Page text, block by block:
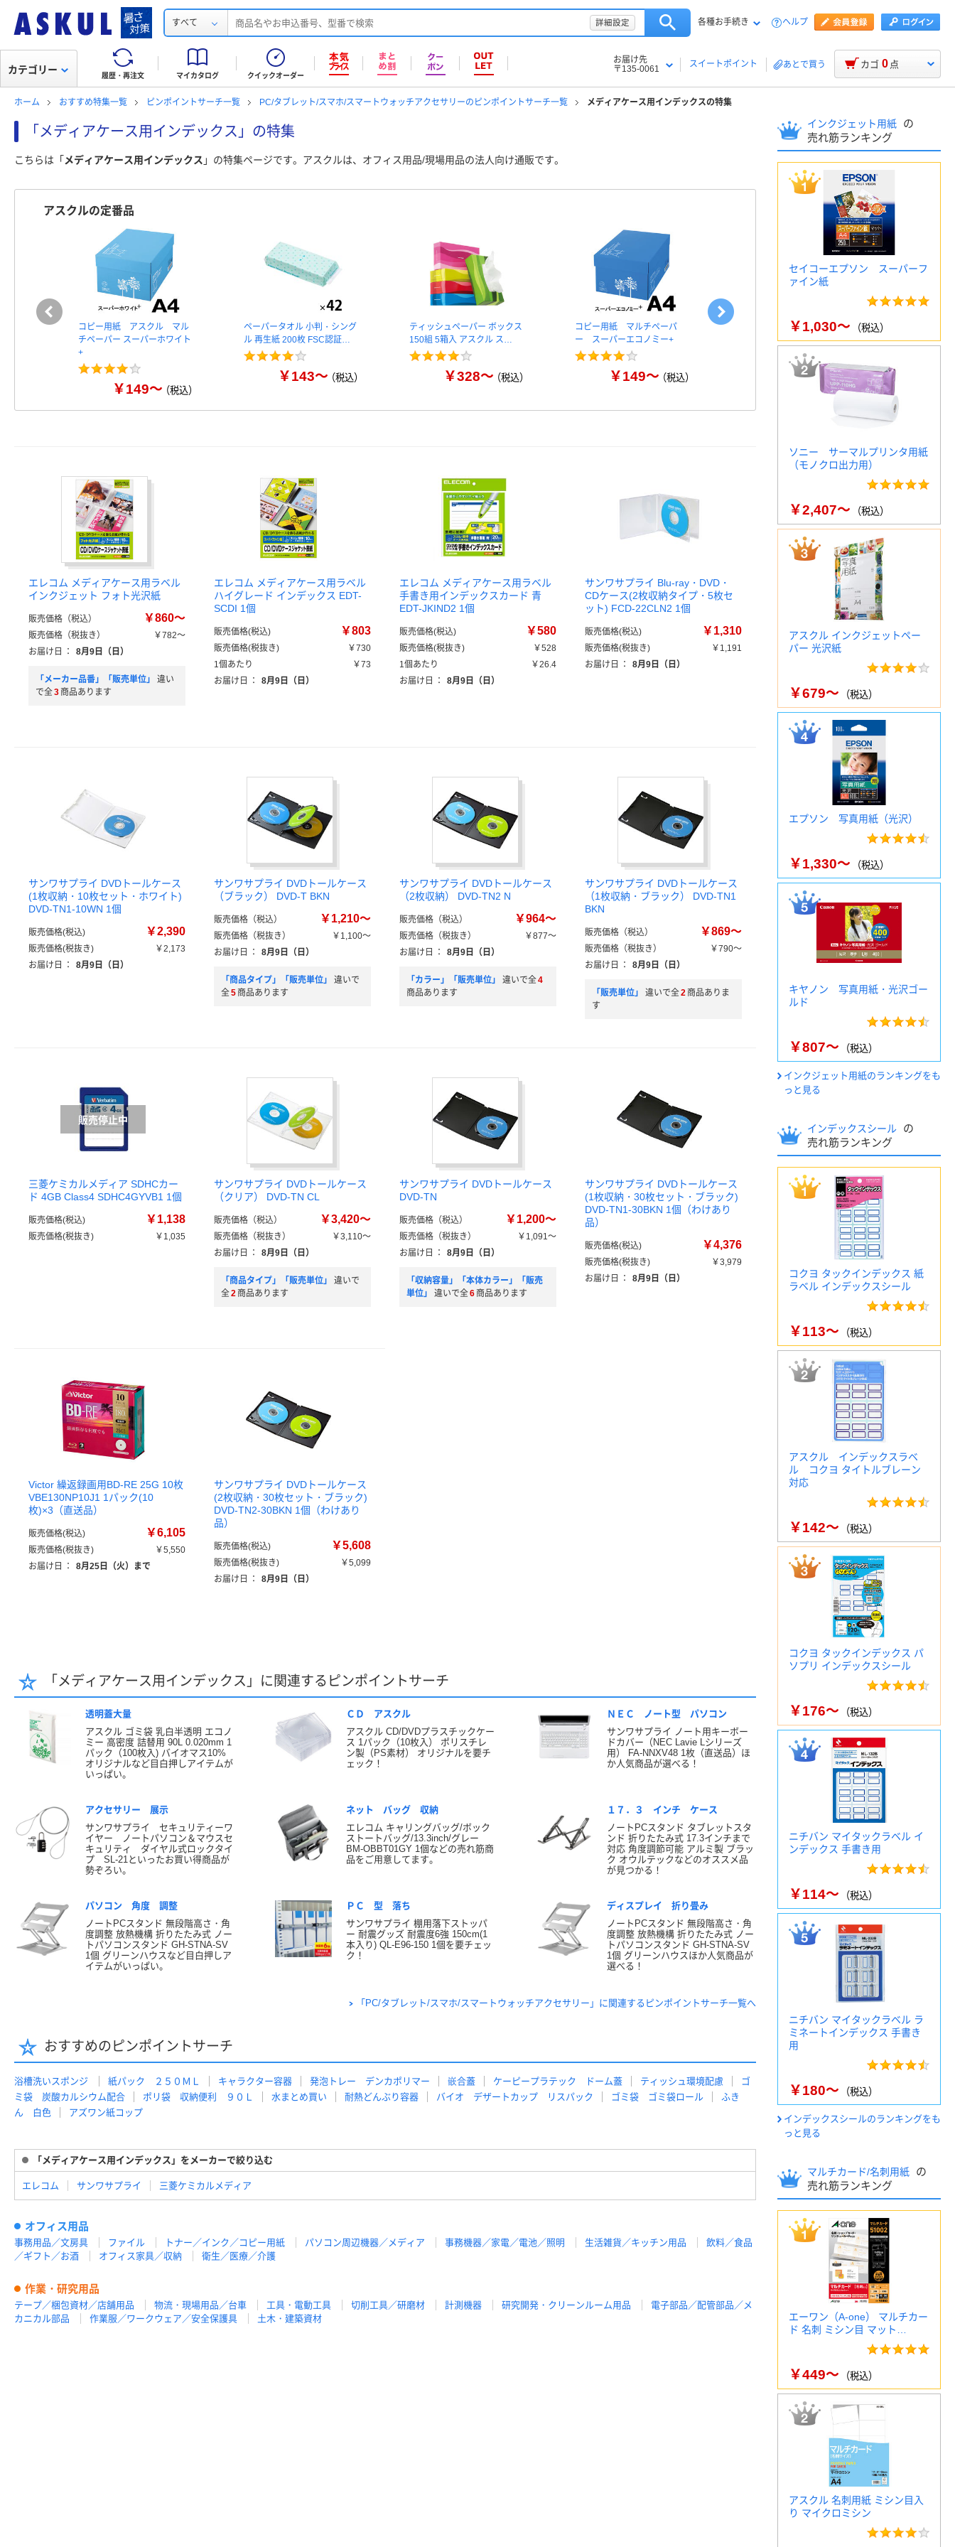
すべて 詳細設定 各種お手続き ヘルプ
履歴・再注文 マイカタログ クイックオーダー
お届け先
〒135-0061
スイートポイント あとで買う
カテゴリー カゴ 0 点
ホーム おすすめ特集一覧 ピンポイントサーチ一覧 PC/タブレット/スマホ/スマートウォッチアクセサリーのピンポイントサーチ一覧 メディアケース用インデックスの特集
「メディアケース用インデックス」の特集
こちらは「 メディアケース用インデックス 」の特集ページです。アスクルは、オフィス用品/現場用品の法人向け通販です。
アスクルの定番品
コピー用紙 アスクル マル
チペーパー スーパーホワイト
+
￥149～（税込）
ペーパータオル 小判・シング
ル 再生紙 200枚 FSC認証…
￥143～（税込）
ティッシュペーパー ボックス
150組 5箱入 アスクル ス…
￥328～（税込）
コピー用紙 マルチペーパ
ー スーパーエコノミー+
￥149～（税込）
アスクル プラスチックグロー
ブ 粉なし（パウダーフリー）
￥398～ （税込）
100％ 200
エレコム メディアケース用ラベル
インクジェット フォト光沢紙
販売価格（税込） ￥860～
販売価格（税抜き）
￥782～
お届け日
： 8月9日（日）
「メーカー品番」「販売単位」
違い
で全3 商品あります
エレコム メディアケース用ラベル
ハイグレード インデックス EDT-
SCDI 1個
販売価格(税込) ￥803
販売価格(税抜き)
￥730
1個あたり
￥73
お届け日
： 8月9日（日）
エレコム メディアケース用ラベル
手書き用インデックスカード 青
EDT-JKIND2 1個
販売価格(税込) ￥580
販売価格(税抜き)
￥528
1個あたり
￥26.4
お届け日
： 8月9日（日）
サンワサプライ Blu-ray・DVD・
CDケース(2枚収納タイプ・5枚セ
ット) FCD-22CLN2 1個
販売価格(税込) ￥1,310
販売価格(税抜き)
￥1,191
お届け日
： 8月9日（日）
サンワサプライ DVDトールケース
(1枚収納・10枚セット・ホワイト)
DVD-TN1-10WN 1個
販売価格(税込) ￥2,390
販売価格(税抜き)
￥2,173
お届け日
： 8月9日（日）
サンワサプライ DVDトールケース
（ブラック） DVD-T BKN
販売価格（税込） ￥1,210～
販売価格（税抜き）
￥1,100～
お届け日
： 8月9日（日）
「商品タイプ」「販売単位」
違いで
全5 商品あります
サンワサプライ DVDトールケース
（2枚収納） DVD-TN2 N
販売価格（税込） ￥964～
販売価格（税抜き）
￥877～
お届け日
： 8月9日（日）
「カラー」「販売単位」 違いで全4
商品あります
サンワサプライ DVDトールケース
（1枚収納・ブラック） DVD-TN1
BKN
販売価格（税込） ￥869～
販売価格（税抜き）
￥790～
お届け日
： 8月9日（日）
「販売単位」 違いで全2 商品ありま
す
三菱ケミカルメディア SDHCカー
ド 4GB Class4 SDHC4GYVB1 1個
販売価格(税込) ￥1,138
販売価格(税抜き) ￥1,035
サンワサプライ DVDトールケース
（クリア） DVD-TN CL
販売価格（税込） ￥3,420～
販売価格（税抜き）
￥3,110～
お届け日
： 8月9日（日）
「商品タイプ」「販売単位」
違いで
全2 商品あります
サンワサプライ DVDトールケース
DVD-TN
販売価格（税込） ￥1,200～
販売価格（税抜き）
￥1,091～
お届け日
： 8月9日（日）
「収納容量」「本体カラー」「販売
単位」
違いで全6 商品あります
サンワサプライ DVDトールケース
(1枚収納・30枚セット・ブラック)
DVD-TN1-30BKN 1個（わけあり
品）
販売価格(税込) ￥4,376
販売価格(税抜き)
￥3,979
お届け日
： 8月9日（日）
Victor 繰返録画用BD-RE 25G 10枚
VBE130NP10J1 1パック(10
枚)×3（直送品）
販売価格(税込) ￥6,105
販売価格(税抜き)
￥5,550
お届け日
： 8月25日（火）まで
サンワサプライ DVDトールケース
(2枚収納・30枚セット・ブラック)
DVD-TN2-30BKN 1個（わけあり
品）
販売価格(税込) ￥5,608
販売価格(税抜き)
￥5,099
お届け日
： 8月9日（日）
「メディアケース用インデックス」に関連するピンポイントサーチ
透明蓋大量
アスクル ゴミ袋 乳白半透明 エコノ
ミー 高密度 詰替用 90L 0.020mm 1
パック（100枚入) バイオマス10%
オリジナルなど目白押しアイテムが
いっぱい。
ＣＤ アスクル
アスクル CD/DVDプラスチックケー
ス 1パック（10枚入） ポリスチレ
ン製（PS素材） オリジナルを要チ
ェック！
ＮＥＣ ノート型 パソコン
サンワサプライ ノート用キーボー
ドカバー（NEC Lavie Lシリーズ
用） FA-NNXV48 1枚（直送品）ほ
か人気商品が選べる！
アクセサリー 展示
サンワサプライ セキュリティーワ
イヤー ノートパソコン＆マウスセ
キュリティ ダイヤル式ロックタイ
プ SL-21といったお買い得商品が
勢ぞろい。
ネット バッグ 収納
エレコム キャリングバッグ/ボック
ストートバッグ/13.3inch/グレー
BM-OBBT01GY 1個などの売れ筋商
品をご用意してます。
１７．３ インチ ケース
ノートPCスタンド タブレットスタ
ンド 折りたたみ式 17.3インチまで
対応 角度調節可能 アルミ製 ブラッ
ク オウルテックなどのオススメ品
が見つかる！
パソコン 角度 調整
ノートPCスタンド 無段階高さ・角
度調整 放熱機構 折りたたみ式 ノー
トパソコンスタンド GH-STNA-SV
1個 グリーンハウスなど目白押しア
イテムがいっぱい。
ＰＣ 型 落ち
サンワサプライ 棚用落下ストッパ
ー 耐震グッズ 耐震度6強 150cm(1
本入り) QL-E96-150 1個を要チェッ
ク！
ディスプレイ 折り畳み
ノートPCスタンド 無段階高さ・角
度調整 放熱機構 折りたたみ式 ノー
トパソコンスタンド GH-STNA-SV
1個 グリーンハウスほか人気商品が
選べる！
「PC/タブレット/スマホ/スマートウォッチアクセサリー」に関連するピンポイントサーチ一覧へ
おすすめのピンポイントサーチ
浴槽洗いスポンジ 紙パック ２５０ＭＬ キャラクター容器 発泡トレー デンカポリマー 嵌合蓋 ケーピープラテック ドーム蓋 ティッシュ環境配慮
ゴ
ミ袋 炭酸カルシウム配合
ポリ袋 収納便利 ９０Ｌ 水まとめ買い 耐熱どんぶり容器 バイオ デザートカップ リスパック ゴミ袋 ゴミ袋ロール
ふき
ん 白色
アズワン紙コップ
「メディアケース用インデックス」をメーカーで絞り込む
エレコム サンワサプライ 三菱ケミカルメディア
オフィス用品
事務用品／文房具 ファイル トナー／インク／コピー用紙 パソコン周辺機器／メディア 事務機器／家電／電池／照明 生活雑貨／キッチン用品
飲料／食品
／ギフト／お酒
オフィス家具／収納 衛生／医療／介護
作業・研究用品
テープ／梱包資材／店舗用品 物流・現場用品／台車 工具・電動工具 切削工具／研磨材 計測機器 研究開発・クリーンルーム用品
電子部品／配管部品／メ
カニカル部品
作業服／ワークウェア／安全保護具 土木・建築資材
インクジェット用紙
の
売れ筋ランキング
セイコーエプソン スーパーフ
ァイン紙
￥1,030～ （税込）
ソニー サーマルプリンタ用紙
（モノクロ出力用）
￥2,407～ （税込）
アスクル インクジェットペー
パー 光沢紙
￥679～ （税込）
エプソン 写真用紙（光沢）
￥1,330～ （税込）
キヤノン 写真用紙・光沢ゴー
ルド
￥807～ （税込）
インクジェット用紙のランキングをも
っと見る
インデックスシール
の
売れ筋ランキング
コクヨ タックインデックス 紙
ラベル インデックスシール
￥113～ （税込）
アスクル インデックスラベ
ル コクヨ タイトルブレーン
対応
￥142～ （税込）
コクヨ タックインデックス パ
ソプリ インデックスシール
￥176～ （税込）
ニチバン マイタックラベル イ
ンデックス 手書き用
￥114～ （税込）
ニチバン マイタックラベル ラ
ミネートインデックス 手書き
用
￥180～ （税込）
インデックスシールのランキングをも
っと見る
マルチカード/名刺用紙
の
売れ筋ランキング
エーワン（A-one） マルチカー
ド 名刺 ミシン目 マット…
￥449～ （税込）
アスクル 名刺用紙 ミシン目入
り マイクロミシン